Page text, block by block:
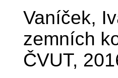
Vaníček,
zemních
ČVUT,